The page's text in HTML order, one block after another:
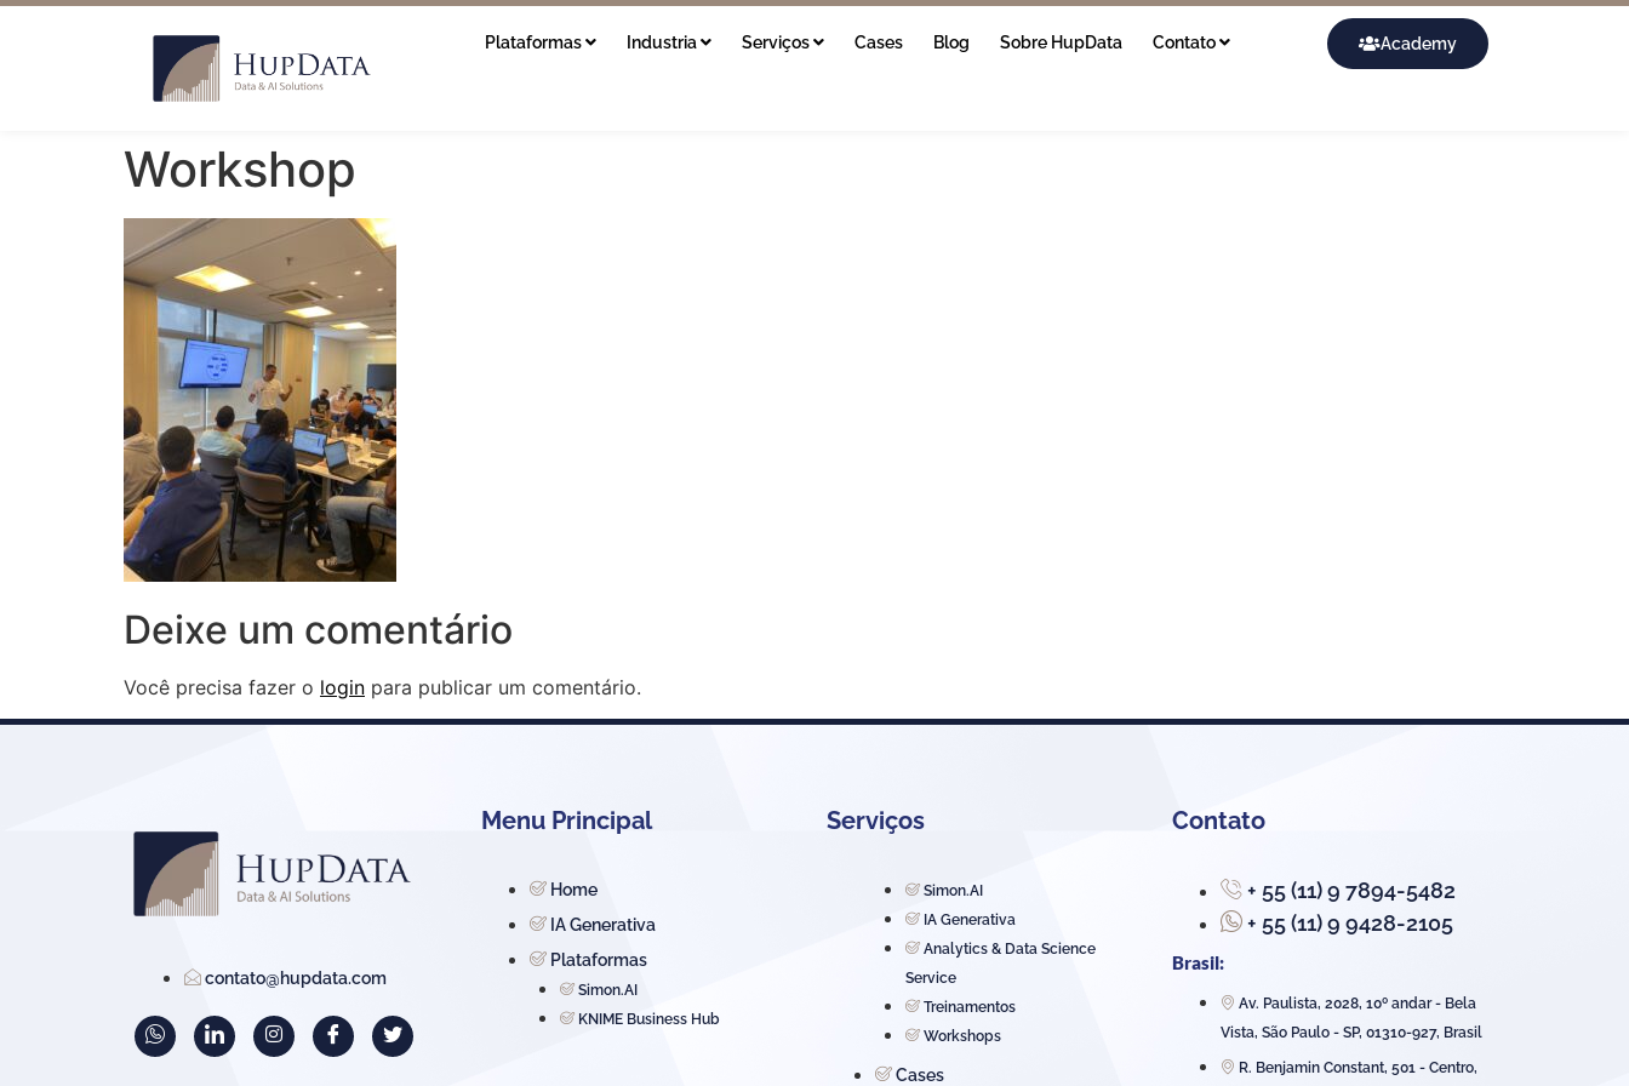
Plataformas Industria Serviços Cases Blog Sobre HupData Contato Academy
Workshop
Deixe um comentário
Você precisa fazer o login para publicar um comentário.
contato@hupdata.com
Menu Principal
Home
IA Generativa
Plataformas
Simon.AI
KNIME Business Hub
Serviços
Simon.AI
IA Generativa
Analytics & Data Science
Service
Treinamentos
Workshops
Cases
Contato
+ 55 (11) 9 7894-5482
+ 55 (11) 9 9428-2105
Brasil:
Av. Paulista, 2028, 10º andar - Bela
Vista, São Paulo - SP, 01310-927, Brasil
R. Benjamin Constant, 501 - Centro,